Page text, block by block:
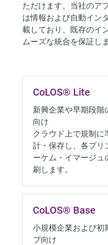
ただけます。当社のア
は情報および自動イン
載しており、既存のイ
ムーズな統合を保証しま
CoLOS® Lite
新興企業や早期段階
向け
クラウド上で規制に
計・保存し、各プリ
ーケム・イマージュ
刷します。
CoLOS® Base
小規模企業および初
プ向け